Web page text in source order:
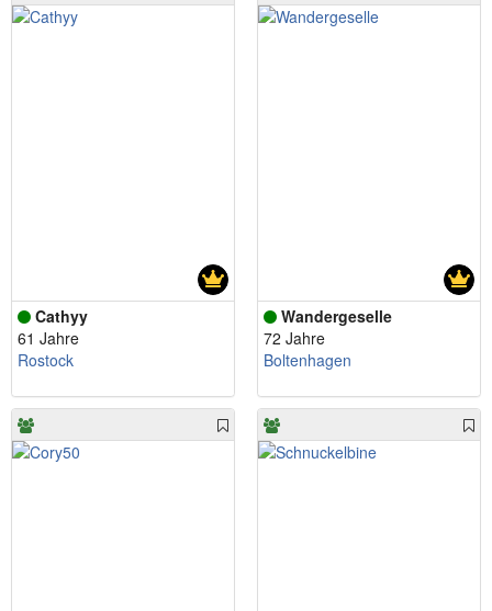
Cathyy
61 Jahre
Rostock
Wandergeselle
72 Jahre
Boltenhagen